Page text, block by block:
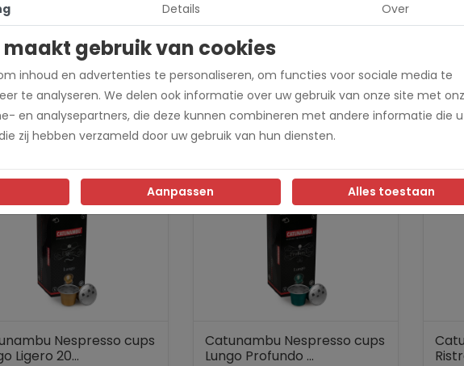
Espresso
€0,22 per cup
Nespresso cups
Ligero 20...
€0,22 per cup
Catunambu Nespresso cups
Lungo Profundo ...
Details Over
maakt gebruik van cookies
inhoud en advertenties te personaliseren, om functies voor sociale media te
te analyseren. We delen ook informatie over uw gebruik van onze site met
en analysepartners, die deze kunnen combineren met andere informatie die
zij hebben verzameld door uw gebruik van hun diensten.
Aanpassen Alles toestaan